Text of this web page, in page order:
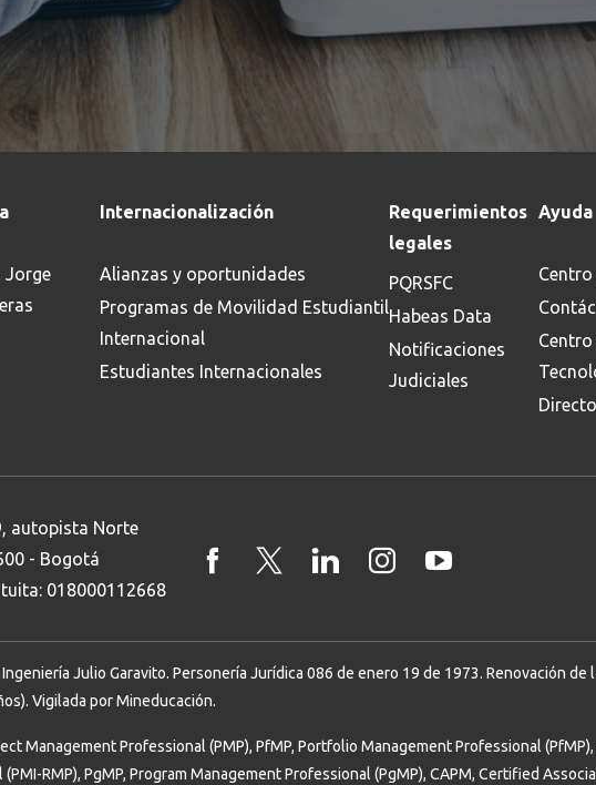
Jorge
Internacionalización
Alianzas y oportunidades
Programas de Movilidad Estudiantil
Internacional
Estudiantes Internacionales
Requerimientos
legales
PQRSFC
Habeas Data
Notificaciones
Judiciales
Ayuda
autopista Norte
- Bogotá
018000112668
Julio Garavito. Personería Jurídica 086 de enero 19 de 1973. Renovación
Vigilada por Mineducación.
Management Professional (PMP), PfMP, Portfolio Management Professional
RMP), PgMP, Program Management Professional (PgMP), CAPM, Certified